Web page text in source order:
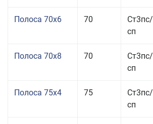
Полоса 70x6 70
Ст3пс/
сп
Полоса 70x8 70
Ст3пс/
сп
Полоса 75x4 75
Ст3пс/
сп